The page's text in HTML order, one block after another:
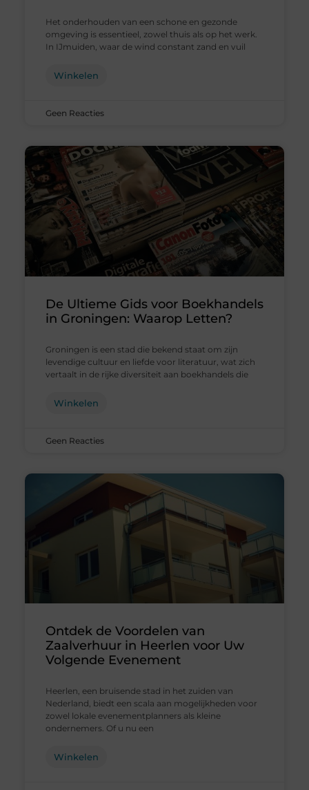
Het onderhouden van een schone en gezonde
omgeving is essentieel, zowel thuis als op het werk.
In IJmuiden, waar de wind constant zand en vuil
Winkelen
Geen Reacties
De Ultieme Gids voor Boekhandels
in Groningen: Waarop Letten?
Groningen is een stad die bekend staat om zijn
levendige cultuur en liefde voor literatuur, wat zich
vertaalt in de rijke diversiteit aan boekhandels die
Winkelen
Geen Reacties
Ontdek de Voordelen van
Zaalverhuur in Heerlen voor Uw
Volgende Evenement
Heerlen, een bruisende stad in het zuiden van
Nederland, biedt een scala aan mogelijkheden voor
zowel lokale evenementplanners als kleine
ondernemers. Of u nu een
Winkelen